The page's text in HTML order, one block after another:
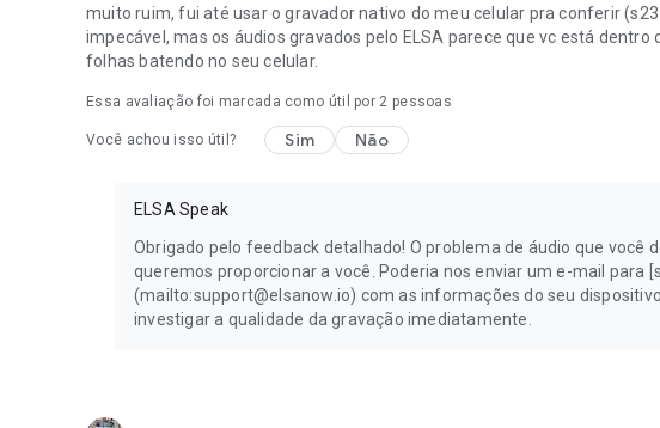
muito ruim, fui até usar o gravador nativo do meu celular pra conferir
impecável, mas os áudios gravados pelo ELSA parece que vc está
folhas batendo no seu celular.
Essa avaliação foi marcada como útil por 2 pessoas
Você achou isso útil? Sim Não
ELSA Speak
Obrigado pelo feedback detalhado! O problema de áudio que você
queremos proporcionar a você. Poderia nos enviar um e-mail para
(mailto:support@elsanow.io) com as informações do seu
investigar a qualidade da gravação imediatamente.